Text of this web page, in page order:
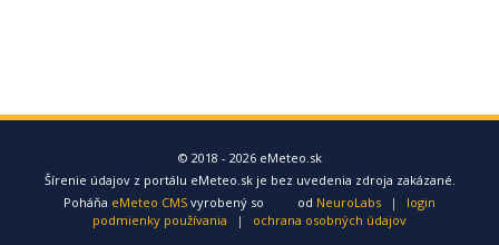
© 2018 - 2026 eMeteo.sk
Šírenie údajov z portálu eMeteo.sk je bez uvedenia zdroja zakázané.
Poháňa eMeteo CMS vyrobený so od NeuroLabs |
login
podmienky používania
| ochrana osobných údajov